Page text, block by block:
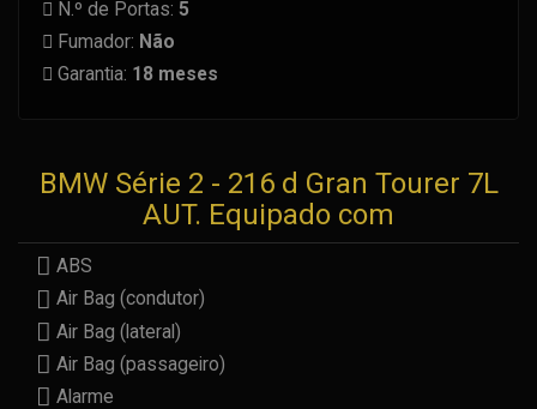
N.º de Portas: 5
Fumador: Não
Garantia: 18 meses
BMW Série 2 - 216 d Gran Tourer 7L
AUT. Equipado com
ABS
Air Bag (condutor)
Air Bag (lateral)
Air Bag (passageiro)
Alarme